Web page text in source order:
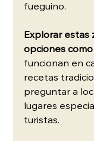
fueguino.
Explorar
opciones
funcionan en
recetas
preguntar a
lugares
turistas.